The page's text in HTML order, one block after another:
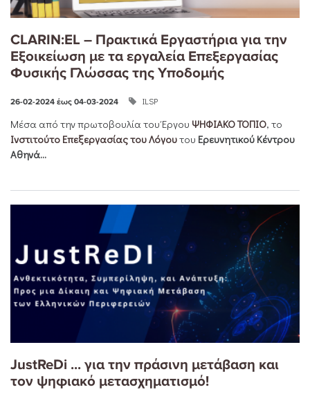
CLARIN:EL – Πρακτικά Εργαστήρια για την
Εξοικείωση με τα εργαλεία Επεξεργασίας
Φυσικής Γλώσσας της Υποδομής
26-02-2024 έως 04-03-2024 ILSP
Μέσα από την πρωτοβουλία του Έργου ΨΗΦΙΑΚΟ ΤΟΠΙΟ, το
Ινστιτούτο Επεξεργασίας του Λόγουτου Ερευνητικού Κέντρου
Αθηνά...
JustReDi ... για την πράσινη μετάβαση και
τον ψηφιακό μετασχηματισμό!